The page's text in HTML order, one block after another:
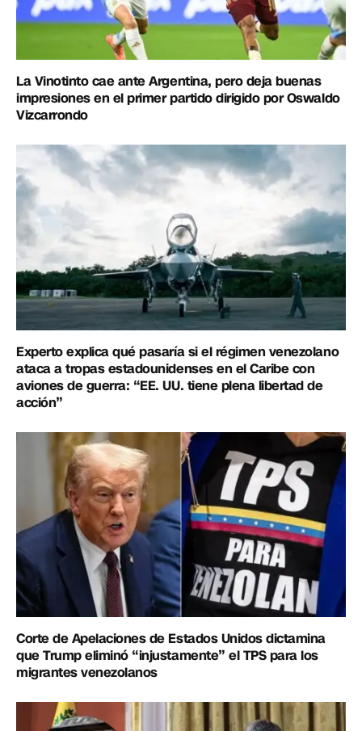
La Vinotinto cae ante Argentina, pero deja buenas
impresiones en el primer partido dirigido por Oswaldo
Vizcarrondo
Experto explica qué pasaría si el régimen venezolano
ataca a tropas estadounidenses en el Caribe con
aviones de guerra: “EE. UU. tiene plena libertad de
acción”
Corte de Apelaciones de Estados Unidos dictamina
que Trump eliminó “injustamente” el TPS para los
migrantes venezolanos